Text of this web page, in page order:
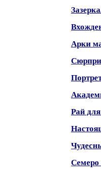
Арки
Рай
Семеро